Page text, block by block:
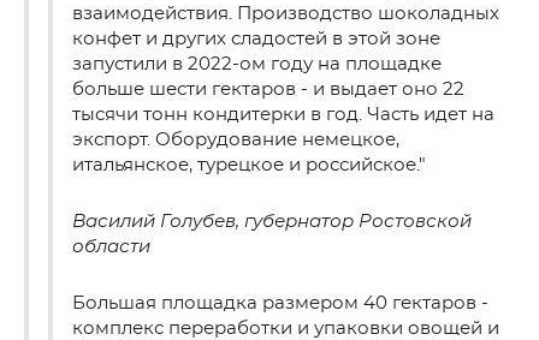
взаимодействия. Производство шоколадных
конфет и других сладостей в этой зоне
запустили в 2022-ом году на площадке
больше шести гектаров - и выдает оно 22
тысячи тонн кондитерки в год. Часть идет на
экспорт. Оборудование немецкое,
итальянское, турецкое и российское."
Василий Голубев, губернатор Ростовской
области
Большая площадка размером 40 гектаров -
комплекс переработки и упаковки овощей и